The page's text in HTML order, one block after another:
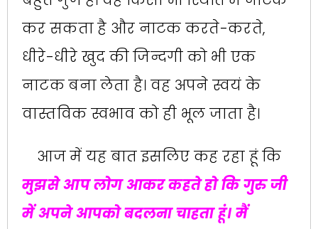
कर सकता है और नाटक करते-करते,
धीरे-धीरे खुद की जिन्दगी को भी एक
नाटक बना लेता है। वह अपने स्वयं के
वास्तविक स्वभाव को ही भूल जाता है।
आज में यह बात इसलिए कह रहा हूं कि
मुझसे आप लोग आकर कहते हो कि गुरु जी
में अपने आपको बदलना चाहता हूं। मैं